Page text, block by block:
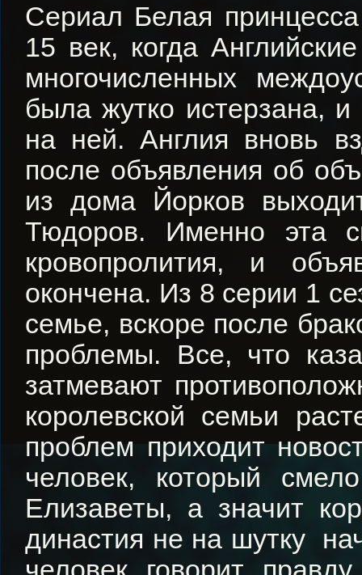
Сериал Белая
15 век, когда
многочисленных
была жутко истерзана,
на ней. Англия вновь
после объявления об
из дома Йорков
Тюдоров. Именно эта
кровопролития, и
окончена. Из 8 серии 1
семье, вскоре после
проблемы. Все, что
затмевают
королевской семьи
проблем приходит
человек, который
Елизаветы, а значит
династия не на шутку